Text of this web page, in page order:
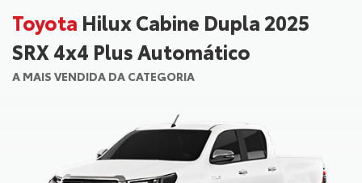
Toyota Hilux Cabine Dupla 2025
SRX 4x4 Plus Automático
A MAIS VENDIDA DA CATEGORIA